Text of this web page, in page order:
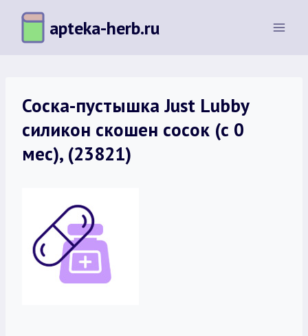
Перейти
содержимому
apteka-herb.ru
Соска-пустышка Just Lubby
силикон скошен сосок (с 0
мес), (23821)